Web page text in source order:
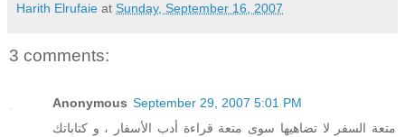
Harith Elrufaie at Sunday, September 16, 2007
3 comments:
Anonymous September 29, 2007 5:01 PM
متعة السفر لا تضاهيها سوى متعة قراءة أدب الأسفار ، و كتاباتك